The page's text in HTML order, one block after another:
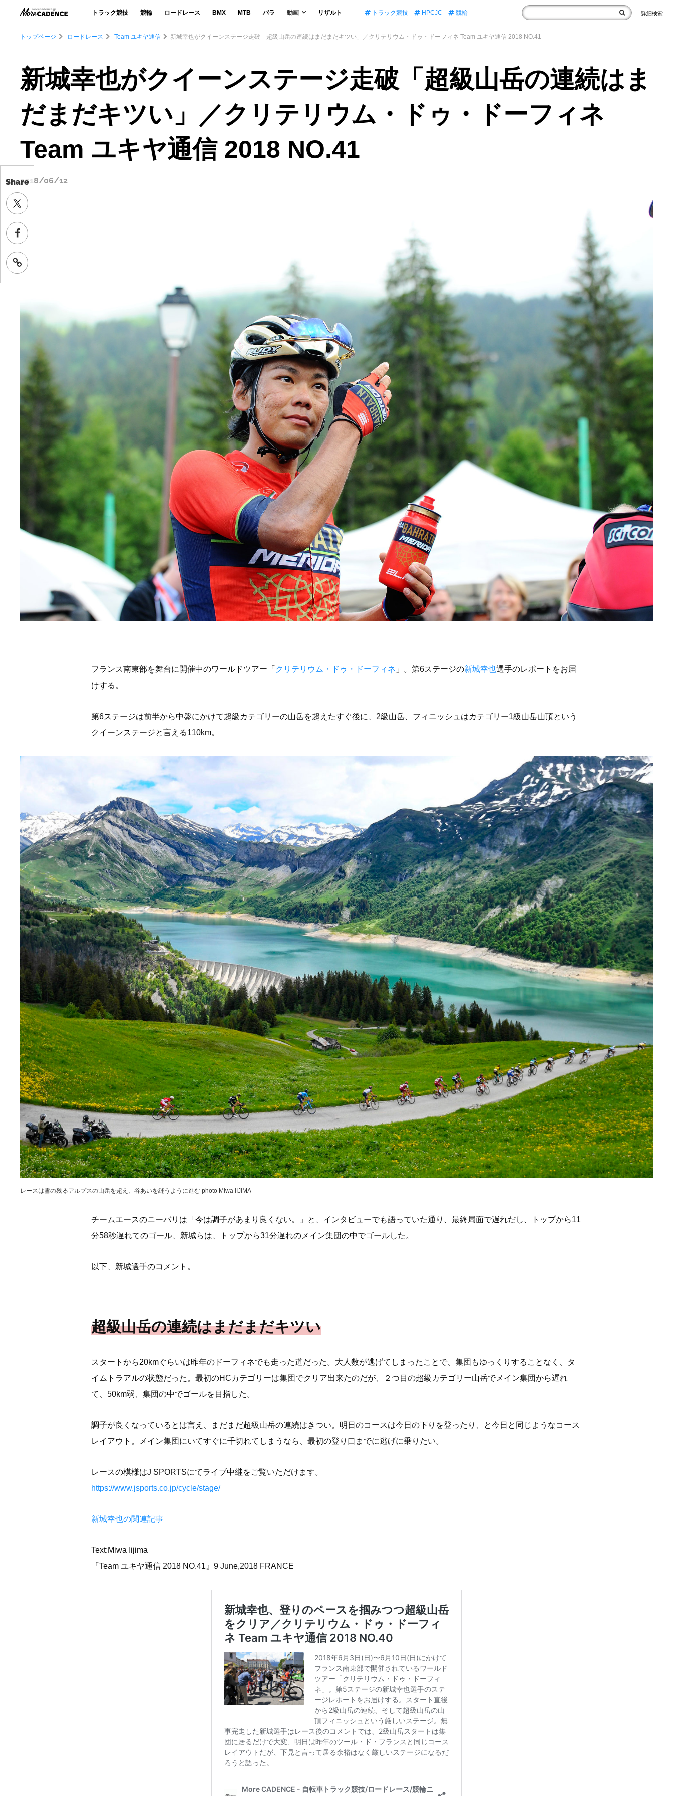
トラック競技 競輪 ロードレース BMX MTB パラ 動画 リザルト トラック競技 HPCJC 競輪 詳細検索
Share
トップページ ロードレース Team ユキヤ通信 新城幸也がクイーンステージ走破「超級山岳の連続はまだまだキツい」／クリテリウム・ドゥ・ドーフィネ Team ユキヤ通信 2018 NO.41
新城幸也がクイーンステージ走破「超級山岳の連続はま
だまだキツい」／クリテリウム・ドゥ・ドーフィネ
Team ユキヤ通信 2018 NO.41
2018/06/12
フランス南東部を舞台に開催中のワールドツアー「 クリテリウム・ドゥ・ドーフィネ 」。第6ステージの新城幸也選手のレポートをお届
けする。
第6ステージは前半から中盤にかけて超級カテゴリーの山岳を超えたすぐ後に、2級山岳、フィニッシュはカテゴリー1級山岳山頂という
クイーンステージと言える110km。
レースは雪の残るアルプスの山岳を超え、谷あいを縫うように進む photo Miwa IIJIMA
チームエースのニーバリは「今は調子があまり良くない。」と、インタビューでも語っていた通り、最終局面で遅れだし、トップから11
分58秒遅れてのゴール、新城らは、トップから31分遅れのメイン集団の中でゴールした。
以下、新城選手のコメント。
超級山岳の連続はまだまだキツい
スタートから20kmぐらいは昨年のドーフィネでも走った道だった。大人数が逃げてしまったことで、集団もゆっくりすることなく、タ
イムトラアルの状態だった。最初のHCカテゴリーは集団でクリア出来たのだが、２つ目の超級カテゴリー山岳でメイン集団から遅れ
て、50km弱、集団の中でゴールを目指した。
調子が良くなっているとは言え、まだまだ超級山岳の連続はきつい。明日のコースは今日の下りを登ったり、と今日と同じようなコース
レイアウト。メイン集団にいてすぐに千切れてしまうなら、最初の登り口までに逃げに乗りたい。
レースの模様はJ SPORTSにてライブ中継をご覧いただけます。
https://www.jsports.co.jp/cycle/stage/
新城幸也の関連記事
Text:Miwa Iijima
『Team ユキヤ通信 2018 NO.41』9 June,2018 FRANCE